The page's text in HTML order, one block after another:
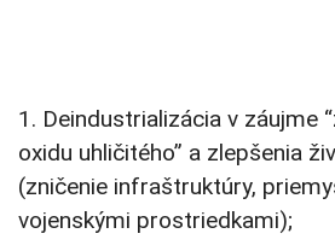
1. Deindustrializácia v záujme
oxidu uhličitého” a zlepšenia
(zničenie infraštruktúry,
vojenskými prostriedkami);